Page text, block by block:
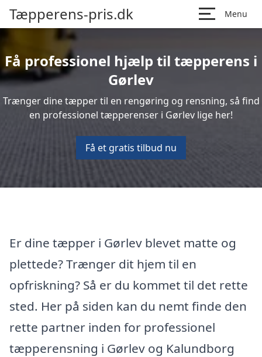
Tæpperens-pris.dk Menu
Få professionel hjælp til tæpperens i
Gørlev
Trænger dine tæpper til en rengøring og rensning, så find
en professionel tæpperenser i Gørlev lige her!
Få et gratis tilbud nu
Er dine tæpper i Gørlev blevet matte og
plettede? Trænger dit hjem til en
opfriskning? Så er du kommet til det rette
sted. Her på siden kan du nemt finde den
rette partner inden for professionel
tæpperensning i Gørlev og Kalundborg